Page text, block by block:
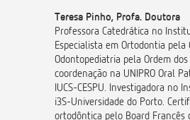
Teresa Pinho, Profa. Doutora
Professora Catedrática no
Especialista em Ortodontia pela
Odontopediatria pela Ordem
coordenação na UNIPRO Oral
IUCS-CESPU. Investigadora no
i3S-Universidade do Porto.
ortodôntica pelo Board Francês